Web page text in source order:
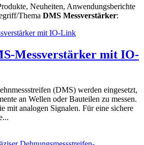
Neuheiten, Anwendungsberichte
Thema DMS Messverstärker:
Messverstärker mit IO-
(DMS) werden eingesetzt,
an Wellen oder Bauteilen zu messen.
mit analogen Signalen. Für eine sichere